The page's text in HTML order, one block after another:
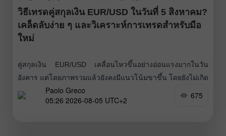
วิธีเทรดคู่สกุลเงิน EUR/USD ในวันที่ 5 สิงหาคม?
เคล็ดลับง่าย ๆ และวิเคราะห์การเทรดสำหรับมือ
ใหม่
คู่สกุลเงิน EUR/USD เคลื่อนไหวขึ้นอย่างอ่อนแรงมากในวัน
อังคาร แต่โดยภาพรวมแล้วยังคงมีแนวโน้มขาขึ้น โดยยังไม่เกิด
การปรับฐานที่มีนัยสำคัญ พื้นหลังในเชิงมหภาคและปัจจัยพื้น
ฐานค่อนข้างอ่อนแรง ตลาดไม่ได้ให้ความสนใจกับรายงาน
Paolo Greco
05:26 2026-08-05 UTC+2
675